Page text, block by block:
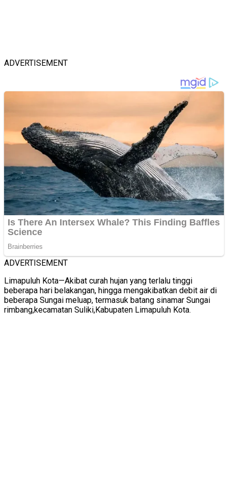
ADVERTISEMENT
ADVERTISEMENT
Limapuluh Kota—Akibat curah hujan yang terlalu tinggi
beberapa hari belakangan, hingga mengakibatkan debit air di
beberapa Sungai meluap, termasuk batang sinamar Sungai
rimbang,kecamatan Suliki,Kabupaten Limapuluh Kota.